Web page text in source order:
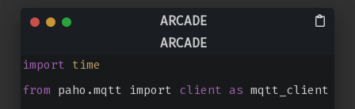
import time
from paho.mqtt import client as mqtt_client